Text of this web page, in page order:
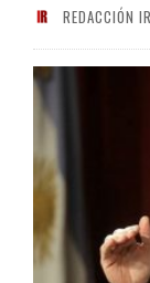
REDACCIÓN IR